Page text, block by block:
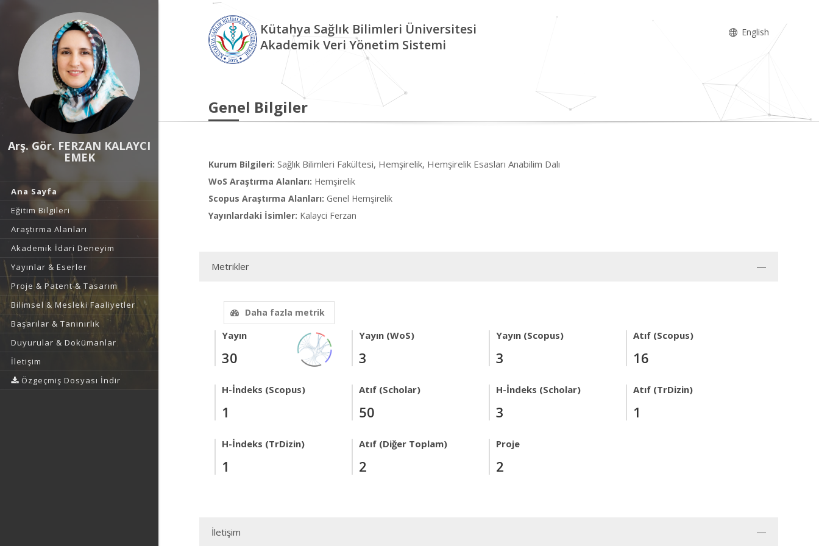
Arş. Gör. FERZAN KALAYCI
EMEK
Ana Sayfa
Eğitim Bilgileri
Araştırma Alanları
Akademik İdari Deneyim
Yayınlar & Eserler
Proje & Patent & Tasarım
Bilimsel & Mesleki Faaliyetler
Başarılar & Tanınırlık
Duyurular & Dokümanlar
İletişim
Özgeçmiş Dosyası İndir
Kütahya Sağlık Bilimleri Üniversitesi
Akademik Veri Yönetim Sistemi
English
Genel Bilgiler
Kurum Bilgileri: Sağlık Bilimleri Fakültesi, Hemşirelik, Hemşirelik Esasları Anabilim Dalı
WoS Araştırma Alanları: Hemşirelik
Scopus Araştırma Alanları: Genel Hemşirelik
Yayınlardaki İsimler: Kalayci Ferzan
Metrikler
Daha fazla metrik
Yayın
30
Yayın (WoS)
3
Yayın (Scopus)
3
Atıf (Scopus)
16
H-İndeks (Scopus)
1
Atıf (Scholar)
50
H-İndeks (Scholar)
3
Atıf (TrDizin)
1
H-İndeks (TrDizin)
1
Atıf (Diğer Toplam)
2
Proje
2
İletişim